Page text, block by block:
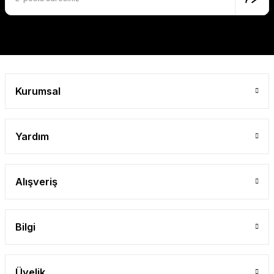
Kurumsal
Yardım
Alışveriş
Bilgi